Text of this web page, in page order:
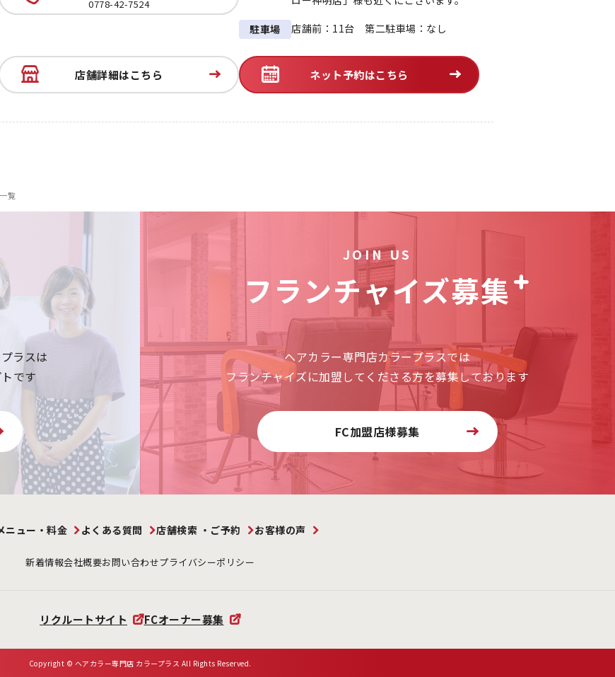
0778-42-7524
駐車場 店舗前：11台 第二駐車場：なし
店舗詳細はこちら ネット予約はこちら
覧
ラスは
です
JOIN US
フランチャイズ募集
ヘアカラー専門店カラープラスでは
フランチャイズに加盟してくださる方を募集しております
FC加盟店様募集
ニュー・料金 よくある質問 店舗検索 ・ご予約 お客様の声
新着情報会社概要お問い合わせプライバシーポリシー
リクルートサイト FCオーナー募集
Copyright © ヘアカラー専門店 カラープラス All Rights Reserved.